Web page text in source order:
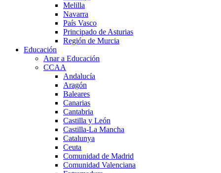
Melilla
Navarra
País Vasco
Principado de Asturias
Región de Murcia
Educación
Anar a Educación
CCAA
Andalucía
Aragón
Baleares
Canarias
Cantabria
Castilla y León
Castilla-La Mancha
Catalunya
Ceuta
Comunidad de Madrid
Comunidad Valenciana